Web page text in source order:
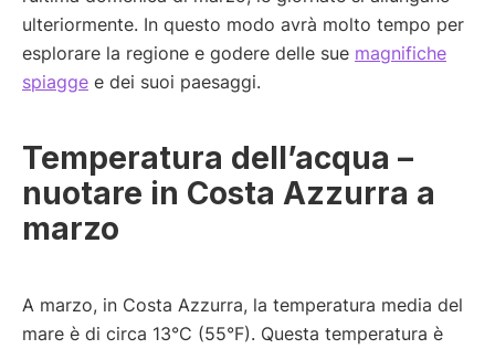
ulteriormente. In questo modo avrà molto tempo per
esplorare la regione e godere delle sue magnifiche
spiagge e dei suoi paesaggi.
Temperatura dell’acqua –
nuotare in Costa Azzurra a
marzo
A marzo, in Costa Azzurra, la temperatura media del
mare è di circa 13°C (55°F). Questa temperatura è